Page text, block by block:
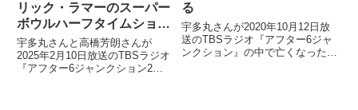
リック・ラマーのスーパー
ボウルハーフタイムショー
を語る
宇多丸さんと高橋芳朗さんが
2025年2月10日放送のTBSラジオ
『アフター6ジャンクション2』
る
宇多丸さんが2020年10月12日放
送のTBSラジオ『アフター6ジャ
ンクション』の中で亡くなった筒